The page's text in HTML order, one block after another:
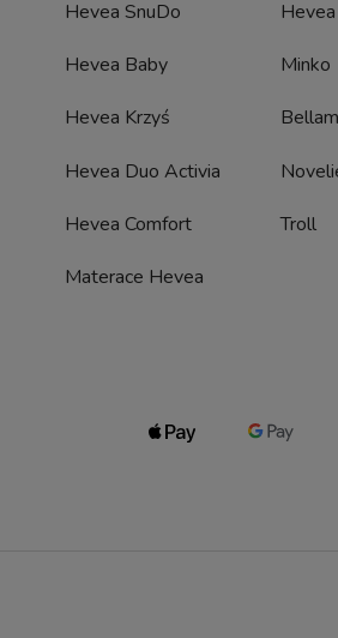
Hevea SnuDo
Hevea Baby
Hevea Krzyś
Hevea Duo Activia
Hevea Comfort
Materace Hevea
Hevea
Minko
Troll